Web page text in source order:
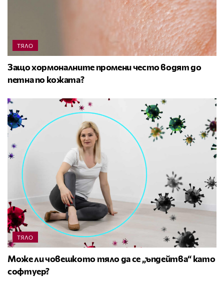
ТЯЛО
Защо хормоналните промени често водят до
петна по кожата?
ТЯЛО
Може ли човешкото тяло да се „ъпдейтва“ като
софтуер?